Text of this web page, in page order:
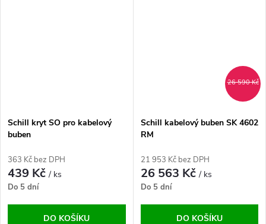
Schill kryt SO pro kabelový
buben
363 Kč bez DPH
439 Kč/ ks
Do 5 dní
DO KOŠÍKU
26 590 Kč
Schill kabelový buben SK 4602
RM
21 953 Kč bez DPH
26 563 Kč/ ks
Do 5 dní
DO KOŠÍKU